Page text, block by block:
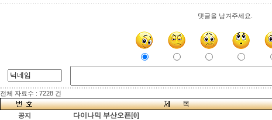
댓글을 남겨주세요.
전체 자료수 : 7228 건
공지 다이나믹 부산오픈[0]